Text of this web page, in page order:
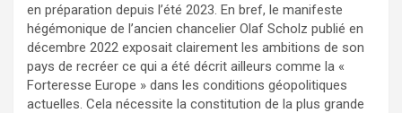
en préparation depuis l’été 2023. En bref, le manifeste
hégémonique de l’ancien chancelier Olaf Scholz publié en
décembre 2022 exposait clairement les ambitions de son
pays de recréer ce qui a été décrit ailleurs comme la «
Forteresse Europe » dans les conditions géopolitiques
actuelles. Cela nécessite la constitution de la plus grande